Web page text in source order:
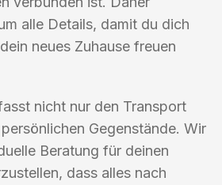
alle Details, damit du dich
neues Zuhause freuen
nicht nur den Transport
Gegenstände. Wir
Beratung für deinen
dass alles nach